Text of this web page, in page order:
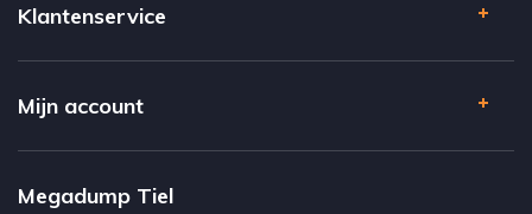
Klantenservice
Mijn account
Megadump Tiel